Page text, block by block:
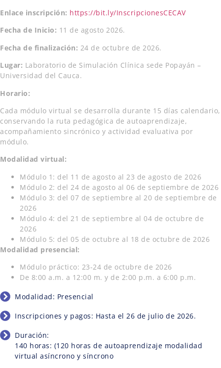
Enlace inscripción: https://bit.ly/InscripcionesCECAV
Fecha de Inicio: 11 de agosto 2026.
Fecha de finalización: 24 de octubre de 2026.
Lugar: Laboratorio de Simulación Clínica sede Popayán –
Universidad del Cauca.
Horario:
Cada módulo virtual se desarrolla durante 15 días calendario,
conservando la ruta pedagógica de autoaprendizaje,
acompañamiento sincrónico y actividad evaluativa por
módulo.
Modalidad virtual:
Módulo 1: del 11 de agosto al 23 de agosto de 2026
Módulo 2: del 24 de agosto al 06 de septiembre de 2026
Módulo 3: del 07 de septiembre al 20 de septiembre de
2026
Módulo 4: del 21 de septiembre al 04 de octubre de
2026
Módulo 5: del 05 de octubre al 18 de octubre de 2026
Modalidad presencial:
Módulo práctico: 23-24 de octubre de 2026
De 8:00 a.m. a 12:00 m. y de 2:00 p.m. a 6:00 p.m.
Modalidad: Presencial
Inscripciones y pagos: Hasta el 26 de julio de 2026.
Duración:
140 horas: (120 horas de autoaprendizaje modalidad
virtual asíncrono y síncrono